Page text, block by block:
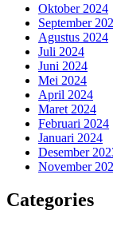
Oktober 2024
September
Agustus 2024
Juli 2024
Juni 2024
Mei 2024
April 2024
Maret 2024
Februari 2024
Januari 2024
Desember
November
Categories